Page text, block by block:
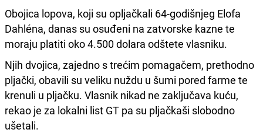
Obojica lopova, koji su opljačkali 64-godišnjeg Elofa
Dahléna, danas su osuđeni na zatvorske kazne te
moraju platiti oko 4.500 dolara odštete vlasniku.
Njih dvojica, zajedno s trećim pomagačem, prethodno
pljački, obavili su veliku nuždu u šumi pored farme te
krenuli u pljačku. Vlasnik nikad ne zaključava kuću,
rekao je za lokalni list GT pa su pljačkaši slobodno
ušetali.